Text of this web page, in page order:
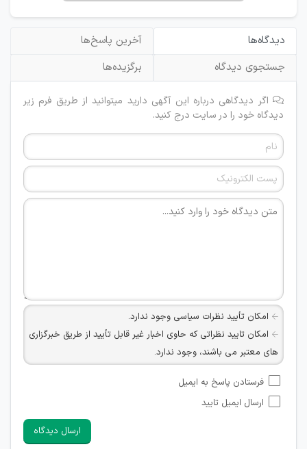
دیدگاه‌ها
آخرین پاسخ‌ها
جستجوی دیدگاه
برگزیده‌ها
اگر دیدگاهی درباره این آگهی دارید میتوانید از طریق فرم زیر
دیدگاه خود را در سایت درج کنید.
امکان تأیید نظرات سیاسی وجود ندارد.
امکان تایید نظراتی که حاوی اخبار غیر قابل تأیید از طریق خبرگزاری
های معتبر می باشند، وجود ندارد.
شبکه های مجازی ارتباطی می باشند وجود ندارد.
امکان تأیید نظرات کاربرانی که به هر طریقی قصد مأیوس کردن
هرگونه تحریک، تحقیر و کنایه به سایر افراد (مسئول و غیر مسئول)
فرستادن پاسخ به ایمیل
ارسال ایمیل تایید
ارسال دیدگاه